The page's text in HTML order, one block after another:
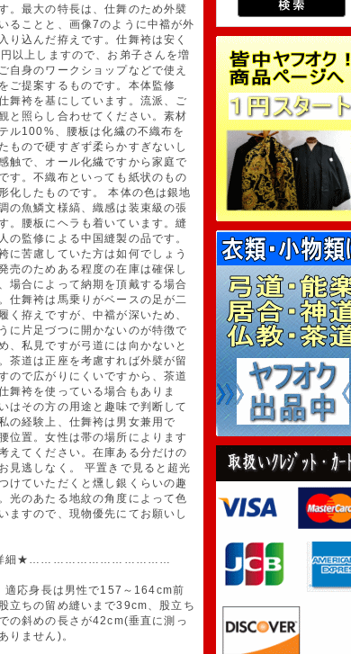
。最大の特長は、仕舞のため外襞
ることと、画像7のように中襠が外
り込んだ拵えです。仕舞袴は安く
以上しますので、お弟子さんを増
自身のワークショップなどで使え
ご提案するものです。本体監修
舞袴を基にしています。流派、ご
と照らし合わせてください。素材
ル100%、腰板は化繊の不織布を
もので硬すぎず柔らかすぎないし
触で、オール化繊ですから家庭で
す。不織布といっても紙状のもの
化したものです。 本体の色は銀地
の魚鱗文様縞、織感は装束級の張
。腰板にヘラも着いています。縫
の監修による中国縫製の品です。
に苦慮していた方は如何でしょう
売のためある程度の在庫は確保し
場合によって納期を頂戴する場合
仕舞袴は馬乗りがベースの足が二
く拵えですが、中襠が深いため、
に片足づつに開かないのが特徴で
、私見ですが弓道には向かないと
茶道は正座を考慮すれば外襞が留
ので広がりにくいですから、茶道
舞袴を使っている場合もありま
はその方の用途と趣味で判断して
の経験上、仕舞袴は男女兼用で
位置。女性は帯の場所によります
えてください。在庫ある分だけの
見逃しなく。 平置きで見ると超光
けていただくと燻し銀くらいの趣
光のあたる地紋の角度によって色
ますので、現物優先にてお願いし
詳細★………………………………
適応身長は男性で157～164cm前
立ちの留め縫いまで39cm、股立ち
の斜めの長さが42cm(垂直に測っ
りません)。